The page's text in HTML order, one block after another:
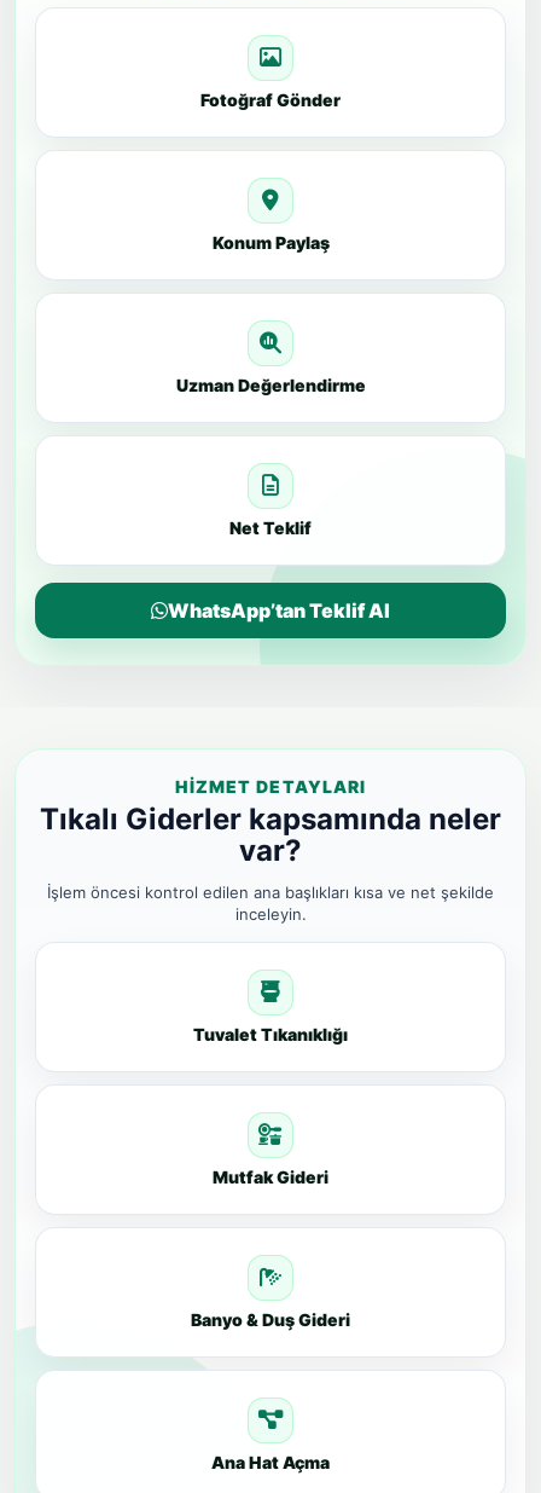
Fotoğraf Gönder
Konum Paylaş
Uzman Değerlendirme
Net Teklif
WhatsApp’tan Teklif Al
HIZMET DETAYLARI
Tıkalı Giderler kapsamında neler
var?
İşlem öncesi kontrol edilen ana başlıkları kısa ve net şekilde
inceleyin.
Tuvalet Tıkanıklığı
Mutfak Gideri
Banyo & Duş Gideri
Ana Hat Açma